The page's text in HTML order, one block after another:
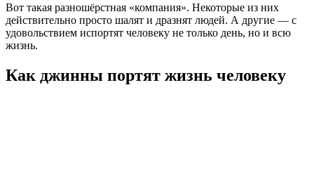
Вот такая разношёрстная «компания». Некоторые из них
действительно просто шалят и дразнят людей. А другие — с
удовольствием испортят человеку не только день, но и всю
жизнь.
Как джинны портят жизнь человеку